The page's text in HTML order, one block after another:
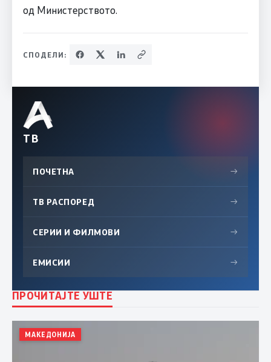
од Министерството.
СПОДЕЛИ:
ТВ
ПОЧЕТНА →
ТВ РАСПОРЕД →
СЕРИИ И ФИЛМОВИ →
ЕМИСИИ →
ПРОЧИТАЈТЕ УШТЕ
МАКЕДОНИЈА